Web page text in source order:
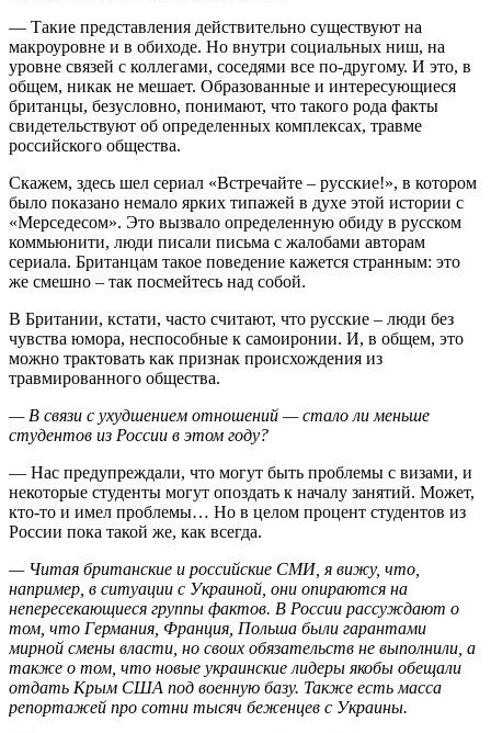
— Такие представления действительно существуют на
макроуровне и в обиходе. Но внутри социальных ниш, на
уровне связей с коллегами, соседями все по-другому. И это, в
общем, никак не мешает. Образованные и интересующиеся
британцы, безусловно, понимают, что такого рода факты
свидетельствуют об определенных комплексах, травме
российского общества.
Скажем, здесь шел сериал «Встречайте – русские!», в котором
было показано немало ярких типажей в духе этой истории с
«Мерседесом». Это вызвало определенную обиду в русском
коммьюнити, люди писали письма с жалобами авторам
сериала. Британцам такое поведение кажется странным: это
же смешно – так посмейтесь над собой.
В Британии, кстати, часто считают, что русские – люди без
чувства юмора, неспособные к самоиронии. И, в общем, это
можно трактовать как признак происхождения из
травмированного общества.
— В связи с ухудшением отношений — стало ли меньше
студентов из России в этом году?
— Нас предупреждали, что могут быть проблемы с визами, и
некоторые студенты могут опоздать к началу занятий. Может,
кто-то и имел проблемы… Но в целом процент студентов из
России пока такой же, как всегда.
— Читая британские и российские СМИ, я вижу, что,
например, в ситуации с Украиной, они опираются на
непересекающиеся группы фактов. В России рассуждают о
том, что Германия, Франция, Польша были гарантами
мирной смены власти, но своих обязательств не выполнили, а
также о том, что новые украинские лидеры якобы обещали
отдать Крым США под военную базу. Также есть масса
репортажей про сотни тысяч беженцев с Украины.